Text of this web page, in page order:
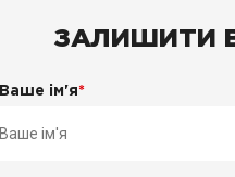
ЗАЛИШИТИ
Ваше ім'я*